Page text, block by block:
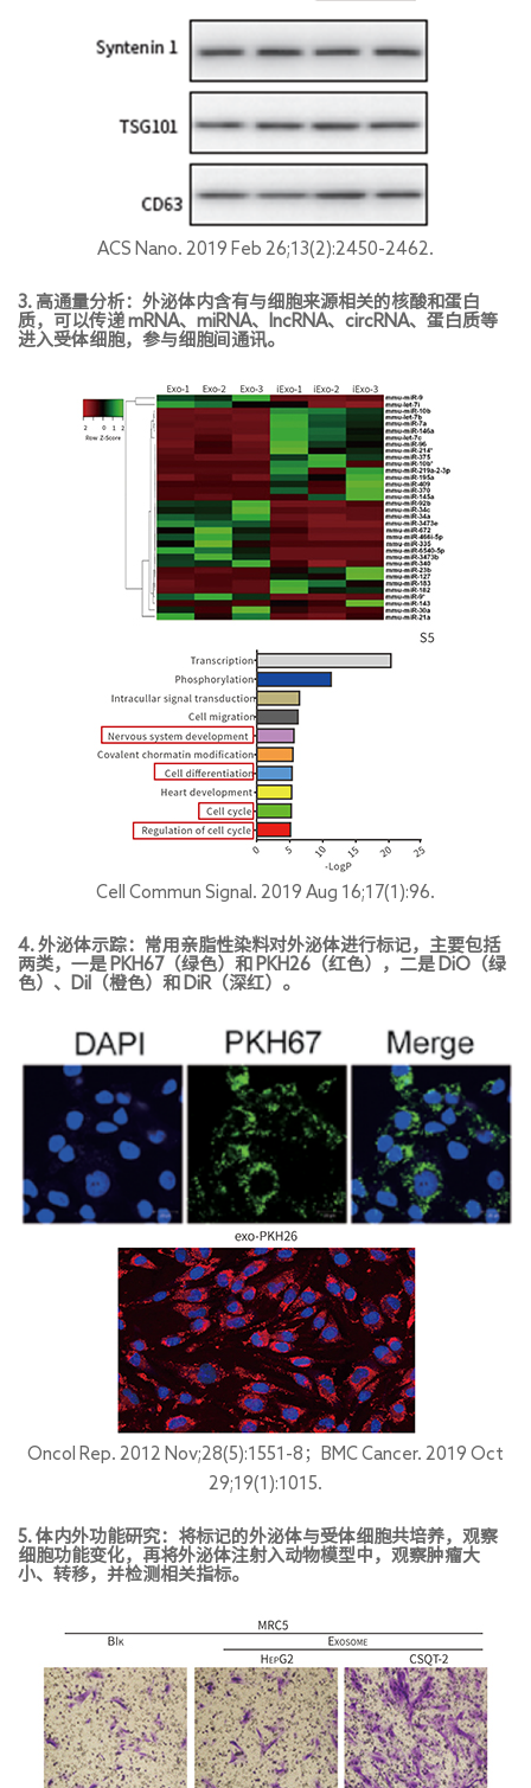
ACS Nano. 2019 Feb 26;13(2):2450-2462.
3. 高通量分析：外泌体内含有与细胞来源相关的核酸和蛋白
质，可以传递 mRNA、miRNA、lncRNA、circRNA、蛋白质等
进入受体细胞，参与细胞间通讯。
Cell Commun Signal. 2019 Aug 16;17(1):96.
4. 外泌体示踪：常用亲脂性染料对外泌体进行标记，主要包括
两类，一是 PKH67（绿色）和 PKH26（红色），二是 DiO（绿
色）、DiI（橙色）和 DiR（深红）。
Oncol Rep. 2012 Nov;28(5):1551-8；BMC Cancer. 2019 Oct
29;19(1):1015.
5. 体内外功能研究：将标记的外泌体与受体细胞共培养，观察
细胞功能变化，再将外泌体注射入动物模型中，观察肿瘤大
小、转移，并检测相关指标。